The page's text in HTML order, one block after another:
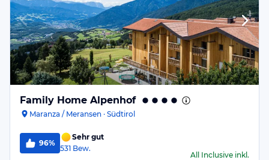
Family Home Alpenhof
Maranza / Meransen · Südtirol
96%
Sehr gut
531 Bew.
All Inclusive inkl.